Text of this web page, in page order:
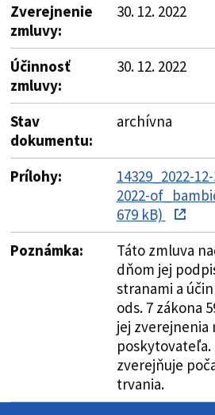
Zverejnenie
zmluvy:
30. 12. 2022
Účinnosť
zmluvy:
30. 12. 2022
Stav
dokumentu:
archívna
Prílohy:
14329_2022-
2022-
679 kB)
Poznámka:
Táto zmluva
dňom jej
stranami a
ods. 7 zákona
jej zverejnenia
poskytovateľa.
zverejňuje
trvania.